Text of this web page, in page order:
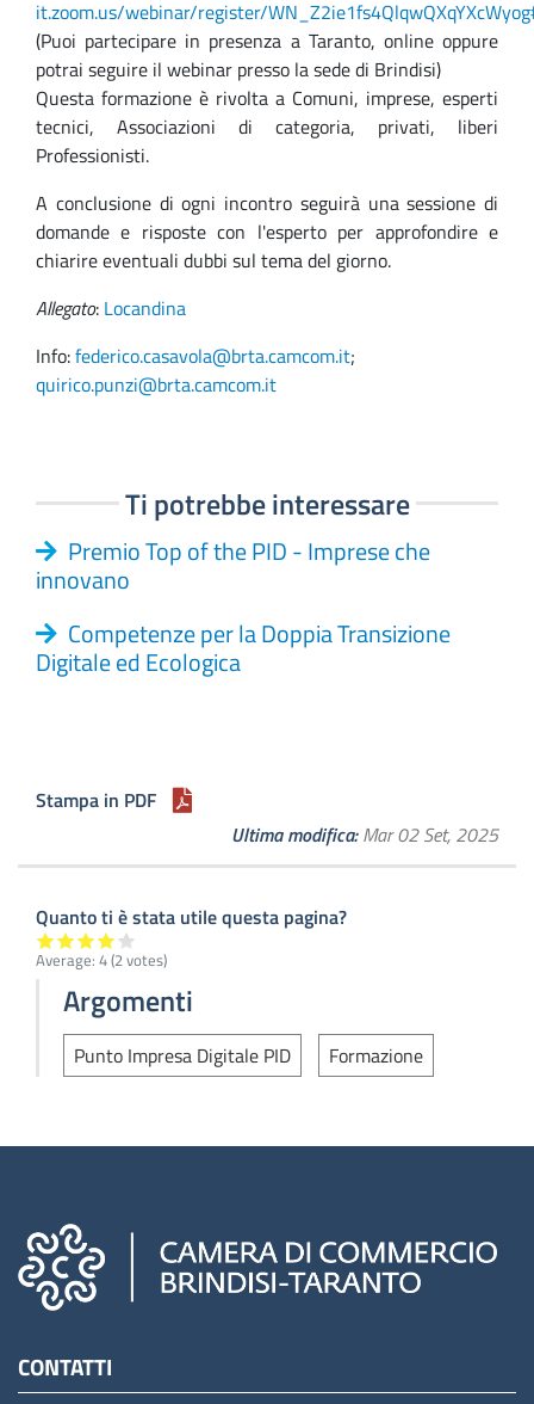
it.zoom.us/webinar/register/
(Puoi partecipare in presenza a Taranto, online oppure
potrai seguire il webinar presso la sede di Brindisi)
Questa formazione è rivolta a Comuni, imprese, esperti
tecnici, Associazioni di categoria, privati, liberi
Professionisti.
A conclusione di ogni incontro seguirà una sessione di
domande e risposte con l'esperto per approfondire e
chiarire eventuali dubbi sul tema del giorno.
Allegato: Locandina
Info:federico.casavola@brta.camcom.it;
quirico.punzi@brta.camcom.it
Ti potrebbe interessare
Premio Top of the PID - Imprese che
innovano
Competenze per la Doppia Transizione
Digitale ed Ecologica
Stampa in PDF
Ultima modifica Mar 02 Set, 2025
Quanto ti è stata utile questa pagina?
Average: 4(2votes)
Argomenti
Punto Impresa Digitale PID Formazione
CONTATTI